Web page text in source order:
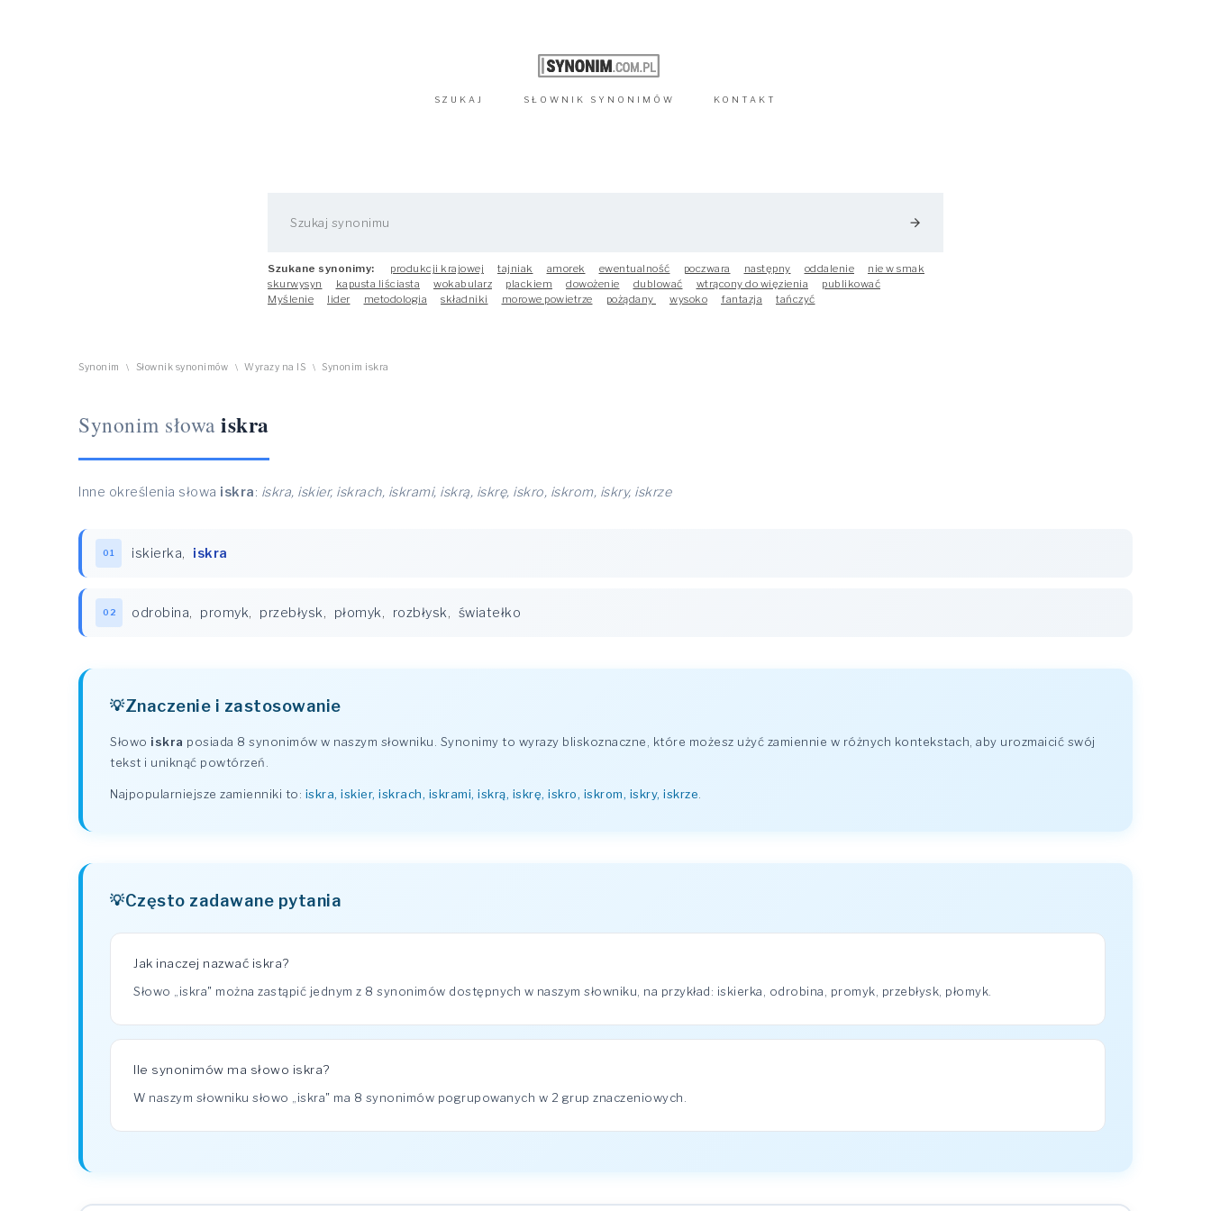
SZUKAJ SŁOWNIK SYNONIMÓW KONTAKT
arrow_forward
Szukane synonimy: produkcji krajowej tajniak amorek ewentualność poczwara następny oddalenie
nie w smak
skurwysyn
kapusta liściasta wokabularz plackiem dowożenie dublować wtrącony do więzienia
publikować
Myślenie
lider metodologia składniki morowe powietrze pożądany wysoko fantazja tańczyć
Synonim \ Słownik synonimów \ Wyrazy na IS \ Synonim iskra
Synonim słowa iskra
Inne określenia słowa iskra: iskra, iskier, iskrach, iskrami, iskrą, iskrę, iskro, iskrom, iskry, iskrze
01 iskierka, iskra
02 odrobina, promyk, przebłysk, płomyk, rozbłysk, światełko
Znaczenie i zastosowanie
Słowo iskra posiada 8 synonimów w naszym słowniku. Synonimy to wyrazy bliskoznaczne, które możesz użyć zamiennie w różnych kontekstach, aby urozmaicić swój
tekst i uniknąć powtórzeń.
Najpopularniejsze zamienniki to: iskra, iskier, iskrach, iskrami, iskrą, iskrę, iskro, iskrom, iskry, iskrze
Często zadawane pytania
Jak inaczej nazwać iskra?
Słowo „iskra" można zastąpić jednym z 8 synonimów dostępnych w naszym słowniku, na przykład: iskierka, odrobina, promyk, przebłysk, płomyk.
Ile synonimów ma słowo iskra?
W naszym słowniku słowo „iskra" ma 8 synonimów pogrupowanych w 2 grup znaczeniowych.